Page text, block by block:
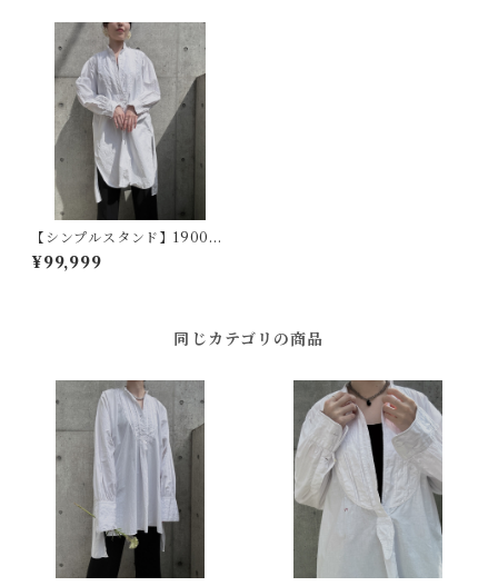
【シンプルスタンド】1900s
フランスアンティークドレス
シャツ
¥99,999
同じカテゴリの商品